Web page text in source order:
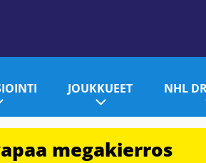
JOUKKUEET NHL
megakierros